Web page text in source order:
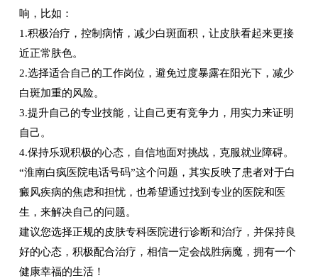
响，比如：
1.积极治疗，控制病情，减少白斑面积，让皮肤看起来更接
近正常肤色。
2.选择适合自己的工作岗位，避免过度暴露在阳光下，减少
白斑加重的风险。
3.提升自己的专业技能，让自己更有竞争力，用实力来证明
自己。
4.保持乐观积极的心态，自信地面对挑战，克服就业障碍。
“淮南白疯医院电话号码”这个问题，其实反映了患者对于白
癜风疾病的焦虑和担忧，也希望通过找到专业的医院和医
生，来解决自己的问题。
建议您选择正规的皮肤专科医院进行诊断和治疗，并保持良
好的心态，积极配合治疗，相信一定会战胜病魔，拥有一个
健康幸福的生活！